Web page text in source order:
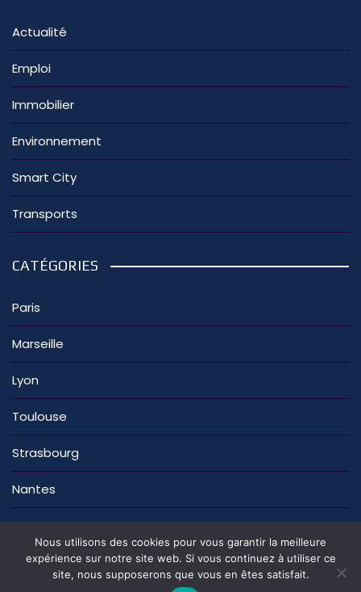
Actualité
Emploi
Immobilier
Environnement
Smart City
Transports
CATÉGORIES
Paris
Marseille
Lyon
Toulouse
Strasbourg
Nantes
La rédaction Nous contacter
Mentions légales
Nous utilisons des cookies pour vous garantir la meilleure
expérience sur notre site web. Si vous continuez à utiliser ce
site, nous supposerons que vous en êtes satisfait.